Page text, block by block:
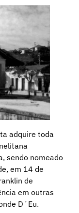
adquire toda
sendo nomeado
em 14 de
de
em outras
D´Eu.